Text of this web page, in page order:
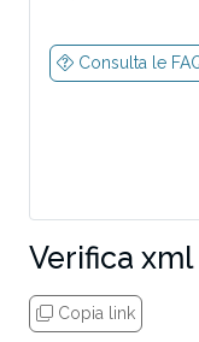
Consulta le
Verifica xml
Copia link